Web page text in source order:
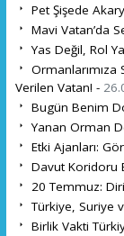
Pet Şişede
Mavi Vatan’da
Yas Değil, Rol
Verilen Vatan! -
Bugün Benim
Yanan Orman
Etki Ajanları:
Davut Koridoru
20 Temmuz:
Türkiye, Suriye
Birlik Vakti